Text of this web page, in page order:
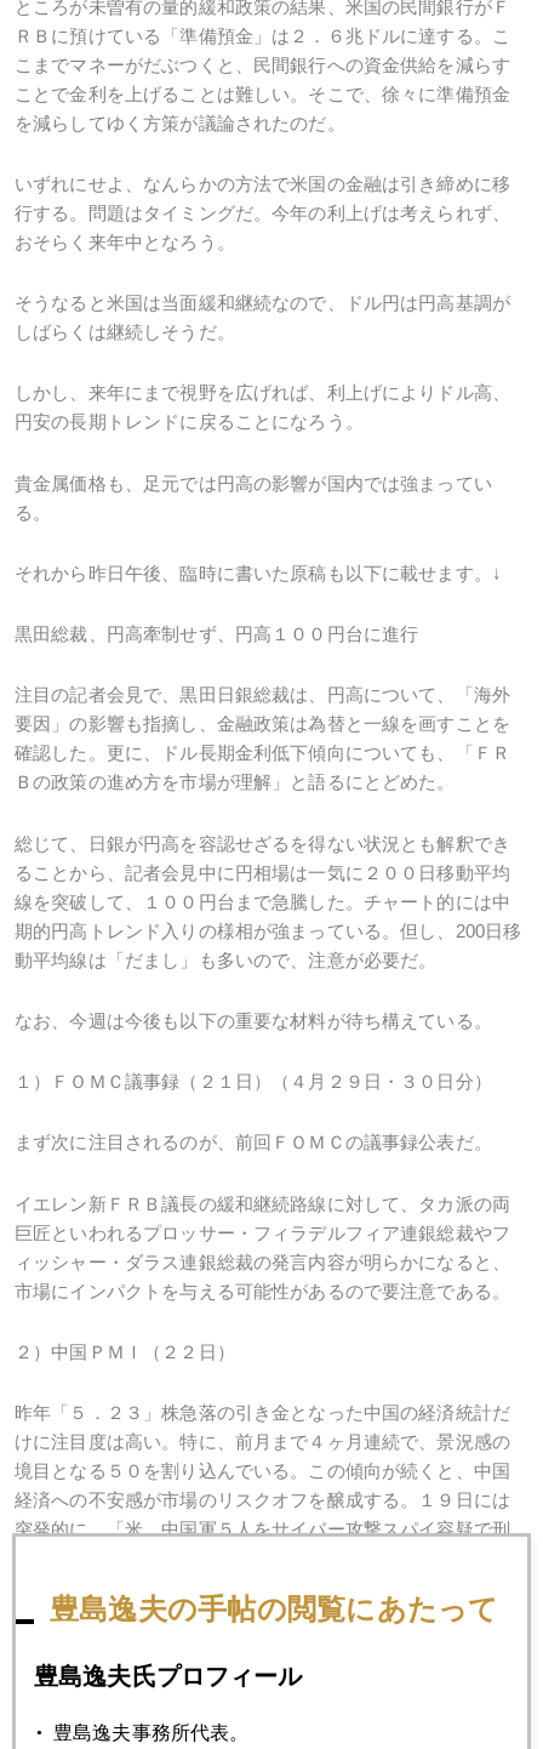
ところが未曽有の量的緩和政策の結果、米国の民間銀行がＦ
ＲＢに預けている「準備預金」は２．６兆ドルに達する。こ
こまでマネーがだぶつくと、民間銀行への資金供給を減らす
ことで金利を上げることは難しい。そこで、徐々に準備預金
を減らしてゆく方策が議論されたのだ。
いずれにせよ、なんらかの方法で米国の金融は引き締めに移
行する。問題はタイミングだ。今年の利上げは考えられず、
おそらく来年中となろう。
そうなると米国は当面緩和継続なので、ドル円は円高基調が
しばらくは継続しそうだ。
しかし、来年にまで視野を広げれば、利上げによりドル高、
円安の長期トレンドに戻ることになろう。
貴金属価格も、足元では円高の影響が国内では強まってい
る。
それから昨日午後、臨時に書いた原稿も以下に載せます。↓
黒田総裁、円高牽制せず、円高１００円台に進行
注目の記者会見で、黒田日銀総裁は、円高について、「海外
要因」の影響も指摘し、金融政策は為替と一線を画すことを
確認した。更に、ドル長期金利低下傾向についても、「ＦＲ
Ｂの政策の進め方を市場が理解」と語るにとどめた。
総じて、日銀が円高を容認せざるを得ない状況とも解釈でき
ることから、記者会見中に円相場は一気に２００日移動平均
線を突破して、１００円台まで急騰した。チャート的には中
期的円高トレンド入りの様相が強まっている。但し、200日移
動平均線は「だまし」も多いので、注意が必要だ。
なお、今週は今後も以下の重要な材料が待ち構えている。
１）ＦＯＭＣ議事録（２１日）（４月２９日・３０日分）
まず次に注目されるのが、前回ＦＯＭＣの議事録公表だ。
イエレン新ＦＲＢ議長の緩和継続路線に対して、タカ派の両
巨匠といわれるプロッサー・フィラデルフィア連銀総裁やフ
ィッシャー・ダラス連銀総裁の発言内容が明らかになると、
市場にインパクトを与える可能性があるので要注意である。
２）中国ＰＭＩ（２２日）
昨年「５．２３」株急落の引き金となった中国の経済統計だ
けに注目度は高い。特に、前月まで４ヶ月連続で、景況感の
境目となる５０を割り込んでいる。この傾向が続くと、中国
経済への不安感が市場のリスクオフを醸成する。１９日には
突発的に、「米、中国軍５人をサイバー攻撃スパイ容疑で刑
金曜日には、円売りポジションを手仕舞う動きが見られるだ
豊島逸夫の手帖の閲覧にあたって
豊島逸夫氏プロフィール
豊島逸夫事務所代表。